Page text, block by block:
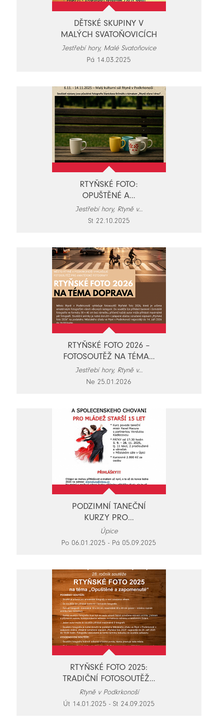
DĚTSKÉ SKUPINY V
MALÝCH SVATOŇOVICÍCH
Jestřebí hory, Malé Svatoňovice
Pá 14.03.2025
RTYŇSKÉ FOTO:
OPUŠTĚNÉ A...
Jestřebí hory, Rtyně v...
St 22.10.2025
RTYŇSKÉ FOTO 2026 –
FOTOSOUTĚŽ NA TÉMA...
Jestřebí hory, Rtyně v...
Ne 25.01.2026
PODZIMNÍ TANEČNÍ
KURZY PRO...
Úpice
Po 06.01.2025 - Pá 05.09.2025
RTYŇSKÉ FOTO 2025:
TRADIČNÍ FOTOSOUTĚŽ...
Rtyně v Podkrkonoší
Út 14.01.2025 - St 24.09.2025